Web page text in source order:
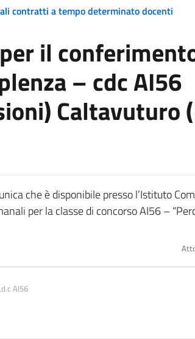
contratti a tempo determinato docenti
il
– cdc AI56
Caltavuturo
che è disponibile presso l’Istituto
per la classe di concorso AI56 –
AI56